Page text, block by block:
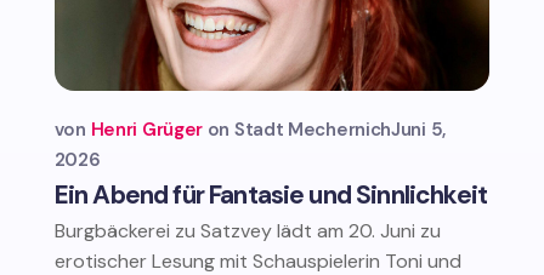
Ein Abend für Fantasie und Sinnlichkeit
von Henri Grüger Stadt MechernichJuni 5,
2026
Burgbäckerei zu Satzvey lädt am 20. Juni zu
erotischer Lesung mit Schauspielerin Toni und